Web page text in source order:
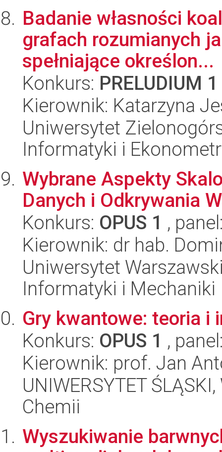
Badanie własności
grafach rozumianych
spełniające określon...
Konkurs: PRELUDIUM 1
Kierownik: Katarzyna
Uniwersytet
Informatyki i
Wybrane Aspekty
Danych i Odkrywania
Konkurs: OPUS 1 ,
Kierownik: dr hab.
Uniwersytet
Informatyki i Mechaniki
Gry kwantowe: teoria i
Konkurs: OPUS 1 ,
Kierownik: prof. Jan
UNIWERSYTET
Chemii
Wyszukiwanie